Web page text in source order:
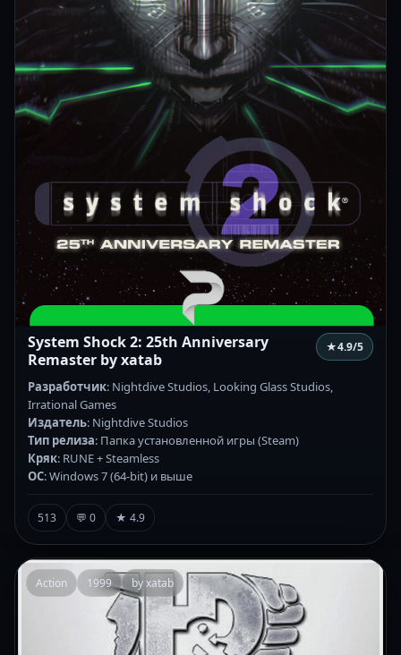
System Shock 2: 25th Anniversary
Remaster by xatab
★4.9/5
Разработчик: Nightdive Studios, Looking Glass Studios,
Irrational Games
Издатель: Nightdive Studios
Тип релиза: Папка установленной игры (Steam)
Кряк: RUNE + Steamless
ОС: Windows 7 (64-bit) и выше
513 💬 0 ★ 4.9
Action 1999 by xatab